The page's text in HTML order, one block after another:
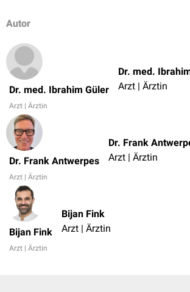
Autor
Dr. med. Ibrahim Güler
Arzt | Ärztin
Arzt | Ärztin
Dr. Frank Antwerpes
Arzt | Ärztin
Dr. Frank
Arzt | Ärztin
Bijan Fink
Arzt | Ärztin
Bijan Fink
Arzt | Ärztin